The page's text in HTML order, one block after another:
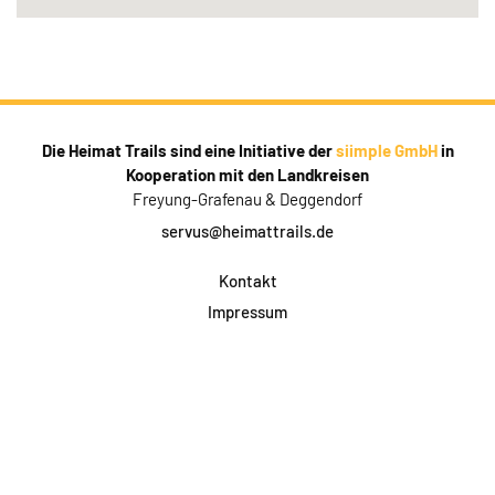
Die Heimat Trails sind eine Initiative dersiimple GmbHin
Kooperation mit den Landkreisen
Freyung-Grafenau & Deggendorf
servus@heimattrails.de
Kontakt
Impressum